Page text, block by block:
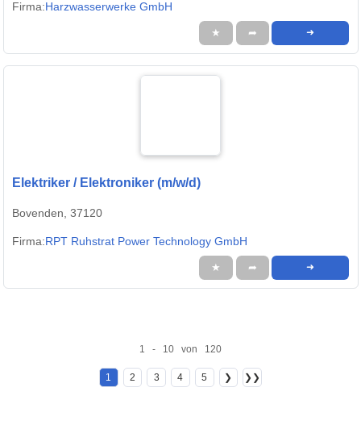
Firma:Harzwasserwerke GmbH
★ ➦ ➜
Elektriker / Elektroniker (m/w/d)
Bovenden, 37120
Firma:RPT Ruhstrat Power Technology GmbH
★ ➦ ➜
1 - 10 von 120
1 2 3 4 5 ❯ ❯❯